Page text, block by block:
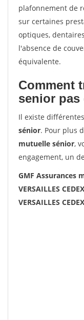
plafonnement de
sur certaines
optiques,
l'absence de
équivalente.
Comment
senior pas
Il existe
sénior. Pour plus
mutuelle sénior,
engagement, un
GMF Assurances
VERSAILLES CEDEX
VERSAILLES CEDEX